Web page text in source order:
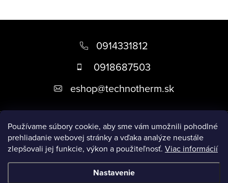
Používame súbory cookie, aby sme vám umožnili pohodlné
prehliadanie webovej stránky a vďaka analýze neustále
zlepšovali jej funkcie, výkon a použiteľnosť. Viac informácií
Nastavenie
i
0914331812
0918687503
eshop@technotherm.sk
Informácie
Prijímame online platby